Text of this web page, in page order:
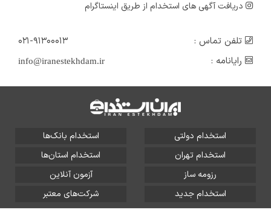
دریافت آگهی های استخدام از طریق اینستاگرام
تلفن تماس :
۰۲۱-۹۱۳۰۰۰۱۳
رایانامه :
info@iranestekhdam.ir
استخدام دولتی
استخدام بانک‌ها
استخدام تهران
استخدام استان‌ها
رزومه ساز
آزمون آنلاین
استخدام جدید
شرکت‌های معتبر